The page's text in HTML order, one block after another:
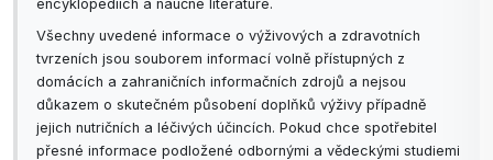
encyklopediích a naučné literatuře.
Všechny uvedené informace o výživových a zdravotních
tvrzeních jsou souborem informací volně přístupných z
domácích a zahraničních informačních zdrojů a nejsou
důkazem o skutečném působení doplňků výživy případně
jejich nutričních a léčivých účincích. Pokud chce spotřebitel
přesné informace podložené odbornými a vědeckými studiemi